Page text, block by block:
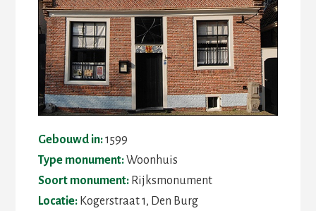
Gebouwd in:1599
Type monument:Woonhuis
Soort monument:Rijksmonument
Locatie:Kogerstraat 1, Den Burg